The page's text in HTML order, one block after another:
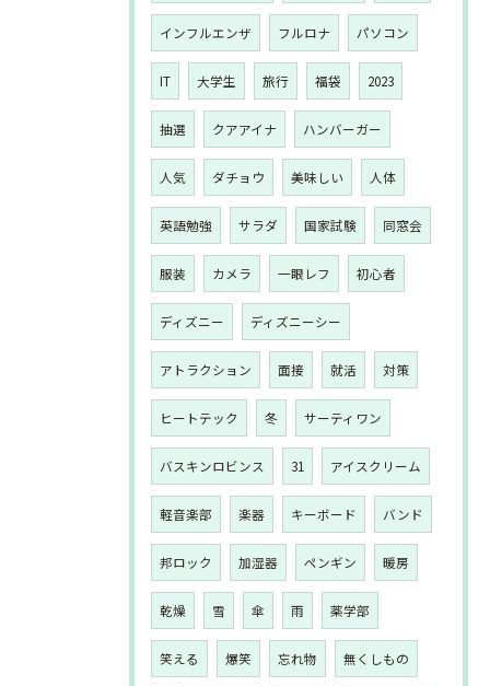
インフルエンザ フルロナ パソコン
IT 大学生 旅行 福袋 2023
抽選 クアアイナ ハンバーガー
人気 ダチョウ 美味しい 人体
英語勉強 サラダ 国家試験 同窓会
服装 カメラ 一眼レフ 初心者
ディズニー ディズニーシー
アトラクション 面接 就活 対策
ヒートテック 冬 サーティワン
バスキンロビンス 31 アイスクリーム
軽音楽部 楽器 キーボード バンド
邦ロック 加湿器 ペンギン 暖房
乾燥 雪 傘 雨 薬学部
笑える 爆笑 忘れ物 無くしもの